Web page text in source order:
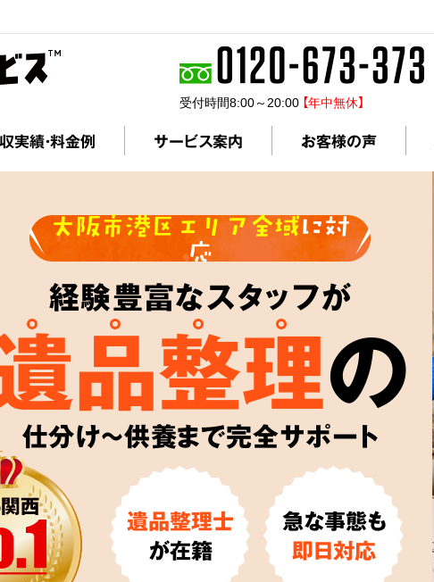
受付時間8:00～20:00 【年中無休】
実績・料金例 サービス案内 お客様の声
大阪市港区エリア全域に対
応
経験豊富なスタッフが
品整理の
仕分け～供養まで完全サポート
遺品整理士
が在籍
急な事態も
即日対応